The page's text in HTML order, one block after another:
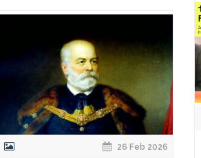
26 Feb 2026